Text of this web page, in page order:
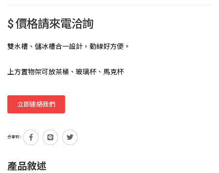
$ 價格請來電洽詢
雙水槽、儲冰槽合一設計，動線好方便。
上方置物架可放茶桶、玻璃杯、馬克杯
立即連絡我們
分享到：
產品敘述